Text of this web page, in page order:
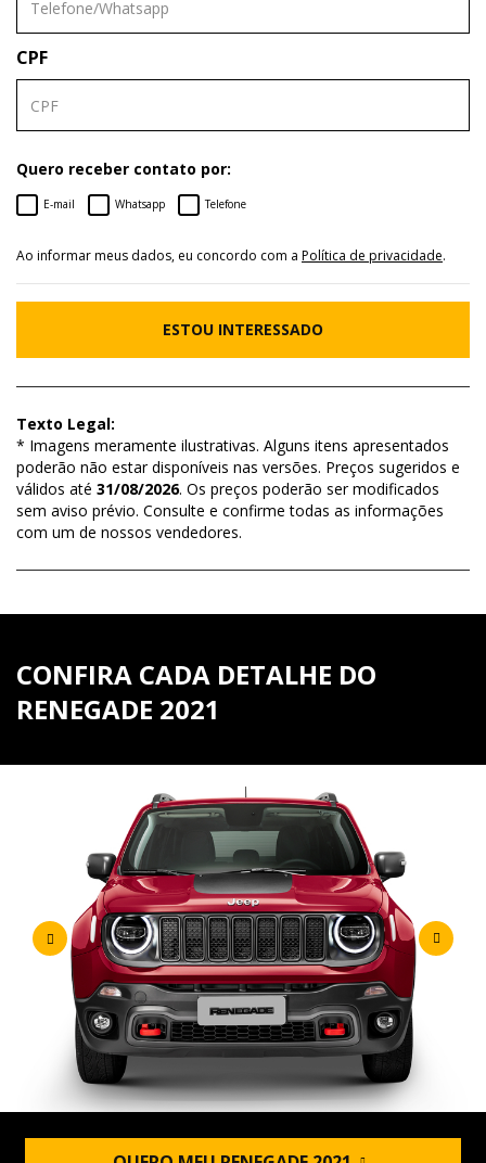
CPF
Quero receber contato por:
E-mail Whatsapp Telefone
Ao informar meus dados, eu concordo com a Política de privacidade.
ESTOU INTERESSADO
Texto Legal:
* Imagens meramente ilustrativas. Alguns itens apresentados
poderão não estar disponíveis nas versões. Preços sugeridos e
válidos até 31/08/2026. Os preços poderão ser modificados
sem aviso prévio. Consulte e confirme todas as informações
com um de nossos vendedores.
CONFIRA CADA DETALHE DO
RENEGADE 2021